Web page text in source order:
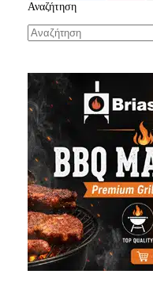
Αναζήτηση